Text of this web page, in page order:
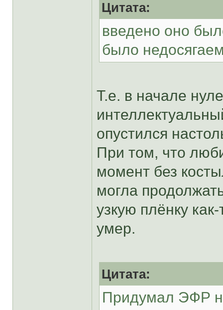
Цитата:
введено оно
было
Т.е. в начале
опустился
При том, что
момент без
могла
узкую плёнку
умер.
Цитата:
Придумал ЭФР